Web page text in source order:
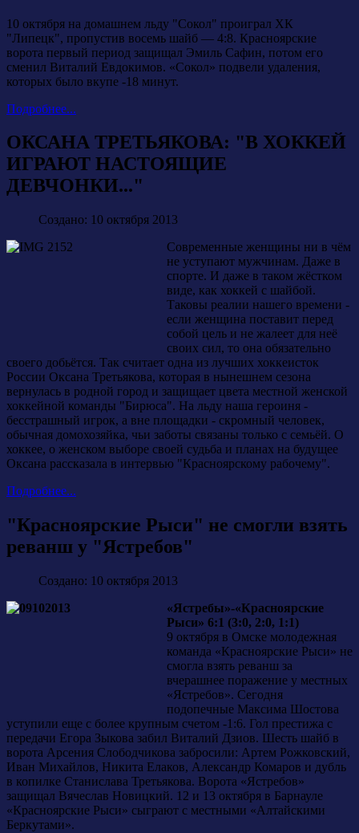
10 октября на домашнем льду "Сокол" проиграл ХК
"Липецк", пропустив восемь шайб — 4:8. Красноярские
ворота первый период защищал Эмиль Сафин, потом его
сменил Виталий Евдокимов. «Сокол» подвели удаления,
которых было вкупе -18 минут.
Подробнее...
ОКСАНА ТРЕТЬЯКОВА: "В ХОККЕЙ
ИГРАЮТ НАСТОЯЩИЕ
ДЕВЧОНКИ..."
Создано: 10 октября 2013
Современные женщины ни в чём
не уступают мужчинам. Даже в
спорте. И даже в таком жёстком
виде, как хоккей с шайбой.
Таковы реалии нашего времени -
если женщина поставит перед
собой цель и не жалеет для неё
своих сил, то она обязательно
своего добьётся. Так считает одна из лучших хоккеисток
России Оксана Третьякова, которая в нынешнем сезона
вернулась в родной город и защищает цвета местной женской
хоккейной команды "Бирюса". На льду наша героиня -
бесстрашный игрок, а вне площадки - скромный человек,
обычная домохозяйка, чьи заботы связаны только с семьёй. О
хоккее, о женском выборе своей судьба и планах на будущее
Оксана рассказала в интервью "Красноярскому рабочему".
Подробнее...
"Красноярские Рыси" не смогли взять
реванш у "Ястребов"
Создано: 10 октября 2013
«Ястребы»-«Красноярские
Рыси» 6:1 (3:0, 2:0, 1:1)
9 октября в Омске молодежная
команда «Красноярские Рыси» не
смогла взять реванш за
вчерашнее поражение у местных
«Ястребов». Сегодня
подопечные Максима Шостова
уступили еще с более крупным счетом -1:6. Гол престижа с
передачи Егора Зыкова забил Виталий Дзиов. Шесть шайб в
ворота Арсения Слободчикова забросили: Артем Рожковский,
Иван Михайлов, Никита Елаков, Александр Комаров и дубль
в копилке Станислава Третьякова. Ворота «Ястребов»
защищал Вячеслав Новицкий. 12 и 13 октября в Барнауле
«Красноярские Рыси» сыграют с местными «Алтайскими
Беркутами».